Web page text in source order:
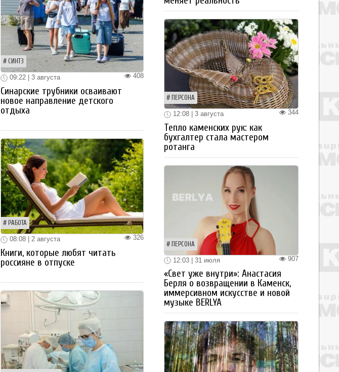
СИНТЗ
408
09:22 | 3 августа
Синарские трубники осваивают
новое направление детского
отдыха
РАБОТА
326
08:08 | 2 августа
Книги, которые любят читать
россияне в отпуске
ПЕРСОНА
344
12:08 | 3 августа
Тепло каменских рук: как
бухгалтер стала мастером
ротанга
ПЕРСОНА
907
12:03 | 31 июля
«Свет уже внутри»: Анастасия
Берля о возвращении в Каменск,
иммерсивном искусстве и новой
музыке BERLYA